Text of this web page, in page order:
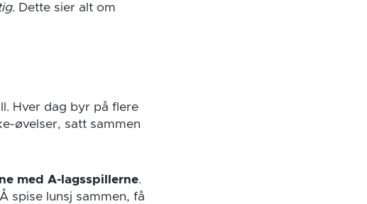
Dette sier alt om
Hver dag byr på flere
øvelser, satt sammen
med A-lagsspillerne.
spise lunsj sammen, få